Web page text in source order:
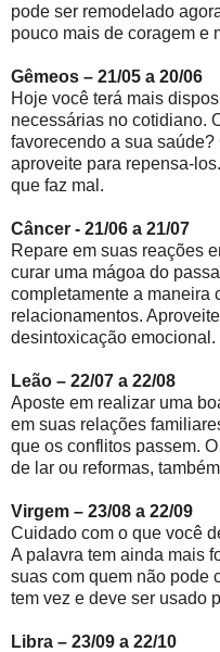
pode ser remodelado
pouco mais de coragem e
Gêmeos – 21/05 a 20/06
Hoje você terá mais
necessárias no cotidiano.
favorecendo a sua
aproveite para repensa-
que faz mal.
Câncer - 21/06 a 21/07
Repare em suas reações
curar uma mágoa do
completamente a maneira
relacionamentos.
desintoxicação emocional.
Leão – 22/07 a 22/08
Aposte em realizar uma
em suas relações
que os conflitos passem.
de lar ou reformas,
Virgem – 23/08 a 22/09
Cuidado com o que você
A palavra tem ainda mais
suas com quem não pode
tem vez e deve ser usado
Libra – 23/09 a 22/10